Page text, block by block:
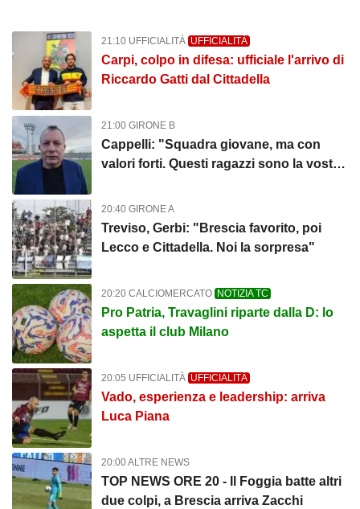
21:10 UFFICIALITÀ UFFICIALITÀ
Carpi, colpo in difesa: ufficiale l'arrivo di
Riccardo Gatti dal Cittadella
21:00 GIRONE B
Cappelli: "Squadra giovane, ma con
valori forti. Questi ragazzi sono la vostra
20:40 GIRONE A
Treviso, Gerbi: "Brescia favorito, poi
Lecco e Cittadella. Noi la sorpresa"
20:20 CALCIOMERCATO NOTIZIA TC
Pro Patria, Travaglini riparte dalla D: lo
aspetta il club Milano
20:05 UFFICIALITÀ UFFICIALITÀ
Vado, esperienza e leadership: arriva
Luca Piana
20:00 ALTRE NEWS
TOP NEWS ORE 20 - Il Foggia batte altri
due colpi, a Brescia arriva Zacchi